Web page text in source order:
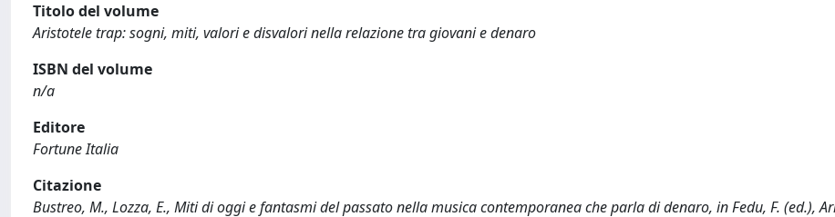
Titolo del volume
Aristotele trap: sogni, miti, valori e disvalori nella relazione tra giovani e denaro
ISBN del volume
n/a
Editore
Fortune Italia
Citazione
Bustreo, M., Lozza, E., Miti di oggi e fantasmi del passato nella musica contemporanea che parla di denaro, in Fedu, F. (ed.),